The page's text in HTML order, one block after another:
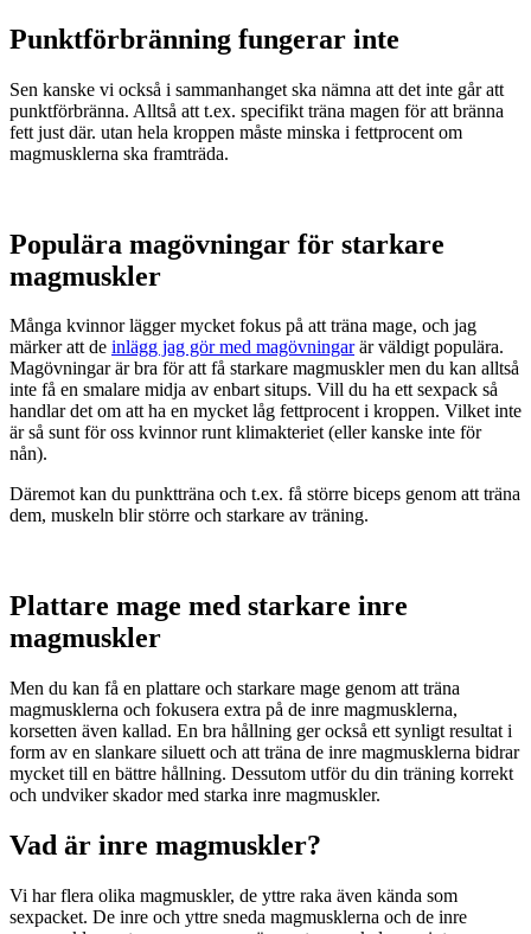
Punktförbränning fungerar inte
Sen kanske vi också i sammanhanget ska nämna att det inte går att
punktförbränna. Alltså att t.ex. specifikt träna magen för att bränna
fett just där. utan hela kroppen måste minska i fettprocent om
magmusklerna ska framträda.
Populära magövningar för starkare
magmuskler
Många kvinnor lägger mycket fokus på att träna mage, och jag
märker att de inlägg jag gör med magövningarär väldigt populära.
Magövningar är bra för att få starkare magmuskler men du kan alltså
inte få en smalare midja av enbart situps. Vill du ha ett sexpack så
handlar det om att ha en mycket låg fettprocent i kroppen. Vilket inte
är så sunt för oss kvinnor runt klimakteriet (eller kanske inte för
nån).
Däremot kan du punktträna och t.ex. få större biceps genom att träna
dem, muskeln blir större och starkare av träning.
Plattare mage med starkare inre
magmuskler
Men du kan få en plattare och starkare mage genom att träna
magmusklerna och fokusera extra på de inre magmusklerna,
korsetten även kallad. En bra hållning ger också ett synligt resultat i
form av en slankare siluett och att träna de inre magmusklerna bidrar
mycket till en bättre hållning. Dessutom utför du din träning korrekt
och undviker skador med starka inre magmuskler.
Vad är inre magmuskler?
Vi har flera olika magmuskler, de yttre raka även kända som
sexpacket. De inre och yttre sneda magmusklerna och de inre